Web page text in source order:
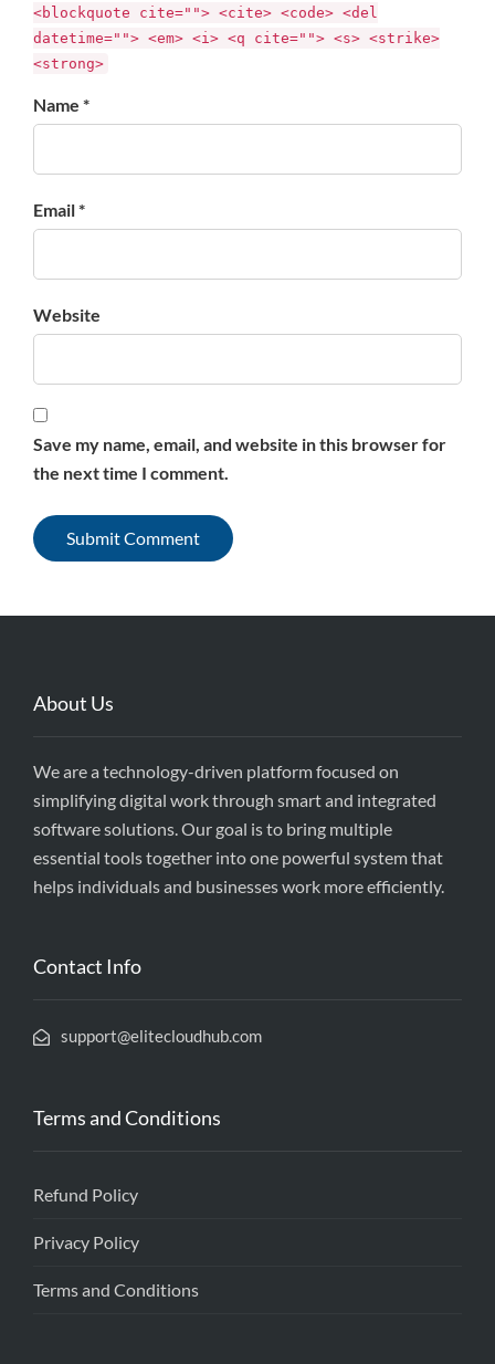
<blockquote cite=""> <cite> <code> <del
datetime=""> <em> <i> <q cite=""> <s> <strike>
<strong>
Name *
Email *
Website
Save my name, email, and website in this browser for
the next time I comment.
About Us
We are a technology-driven platform focused on
simplifying digital work through smart and integrated
software solutions. Our goal is to bring multiple
essential tools together into one powerful system that
helps individuals and businesses work more efficiently.
Contact Info
support@elitecloudhub.com
Terms and Conditions
Refund Policy
Privacy Policy
Terms and Conditions